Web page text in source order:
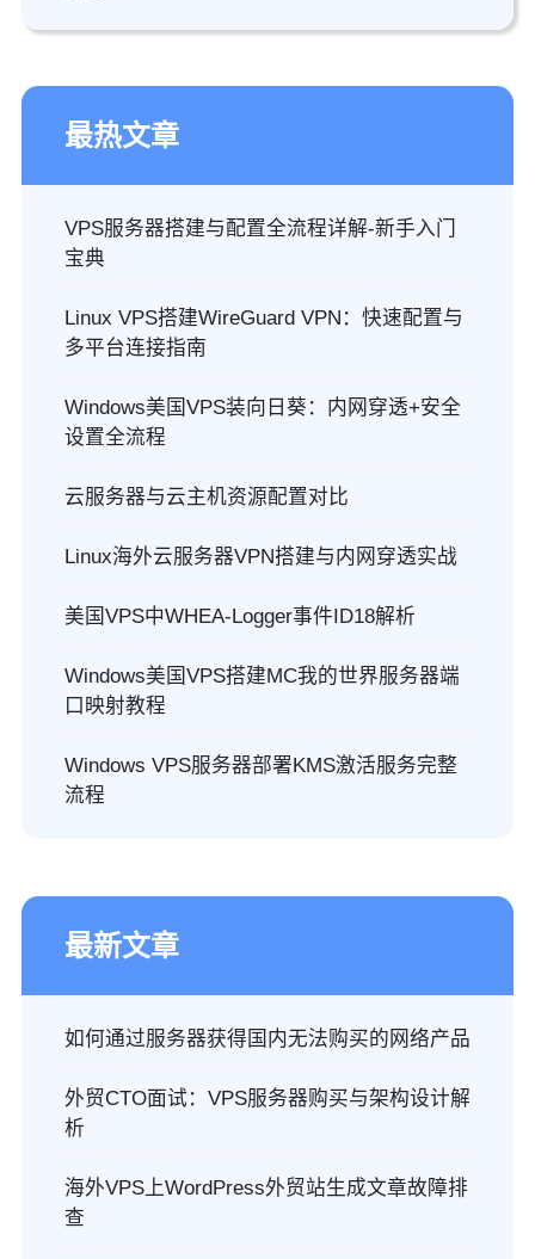
最热文章
VPS服务器搭建与配置全流程详解-新手入门
宝典
Linux VPS搭建WireGuard VPN：快速配置与
多平台连接指南
Windows美国VPS装向日葵：内网穿透+安全
设置全流程
云服务器与云主机资源配置对比
Linux海外云服务器VPN搭建与内网穿透实战
美国VPS中WHEA-Logger事件ID18解析
Windows美国VPS搭建MC我的世界服务器端
口映射教程
Windows VPS服务器部署KMS激活服务完整
流程
最新文章
如何通过服务器获得国内无法购买的网络产品
外贸CTO面试：VPS服务器购买与架构设计解
析
海外VPS上WordPress外贸站生成文章故障排
查